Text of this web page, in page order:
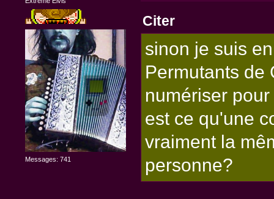
Messages: 741
Citer
sinon je suis
Permutants de
numériser
est ce qu'une
vraiment la
personne?